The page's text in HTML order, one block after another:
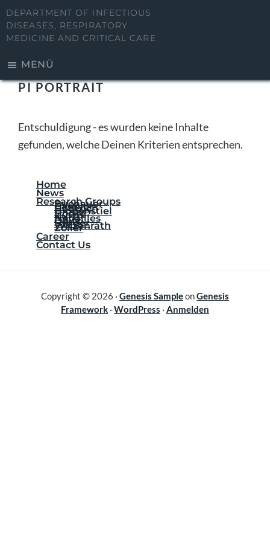
Zum
Inhalt
springen
Zur
Seitenspalte
springen
DEPARTMENT OF INFECTIOUS
DISEASES, RESPIRATORY
MEDICINE AND CRITICAL CARE
MENÜ
PI PORTRAIT
Entschuldigung - es wurden keine Inhalte
gefunden, welche Deinen Kriterien entsprechen.
Seitenspalte
Home
News
Research Groups
Buchauer
Gaebler
Hedtrich
Hippenstiel
Hocke
Kurth
Nouailles
Opitz
Sander
Witzenrath
Zoller
Career
Contact Us
Copyright © 2026 · Genesis SampleonGenesis
Framework · WordPress · Anmelden